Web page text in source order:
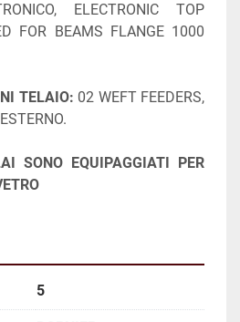
ELECTRONIC TOP
FOR BEAMS FLANGE 1000
TELAIO: 02 WEFT FEEDERS,
SONO EQUIPAGGIATI PER
5